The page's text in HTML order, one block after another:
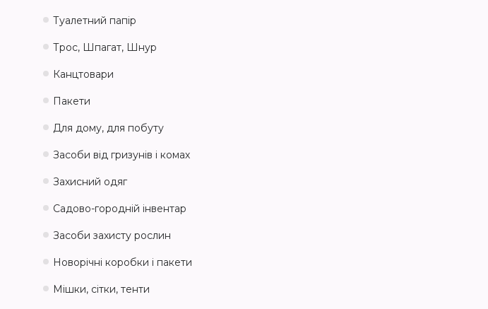
Туалетний папір
Трос, Шпагат, Шнур
Канцтовари
Пакети
Для дому, для побуту
Засоби від гризунів і комах
Захисний одяг
Садово-городній інвентар
Засоби захисту рослин
Новорічні коробки і пакети
Мішки, сітки, тенти